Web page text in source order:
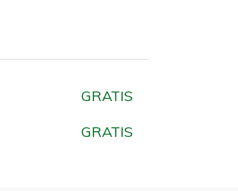
GRATIS
GRATIS